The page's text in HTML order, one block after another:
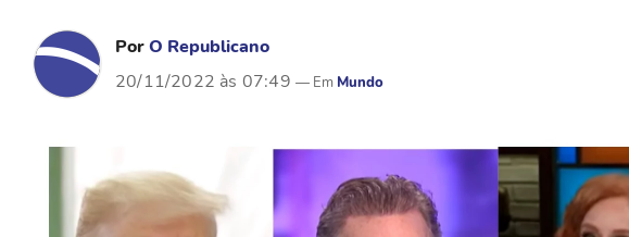
PorO Republicano
20/11/2022 às 07:49
Mundo